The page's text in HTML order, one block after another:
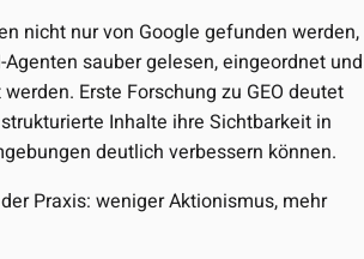
nicht nur von Google gefunden werden,
sauber gelesen, eingeordnet und
Erste Forschung zu GEO deutet
Inhalte ihre Sichtbarkeit in
deutlich verbessern können.
Praxis: weniger Aktionismus, mehr